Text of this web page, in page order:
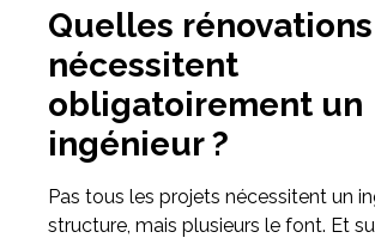
Quelles rénovations
nécessitent
obligatoirement un
ingénieur ?
Pas tous les projets nécessitent un
structure, mais plusieurs le font. Et